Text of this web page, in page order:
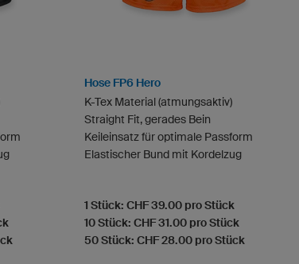
Hose FP6 Hero
K-Tex Material (atmungsaktiv)
Straight Fit, gerades Bein
Keileinsatz für optimale Passform
Elastischer Bund mit Kordelzug
1 Stück: CHF 39.00 pro Stück
10 Stück: CHF 31.00 pro Stück
50 Stück: CHF 28.00 pro Stück